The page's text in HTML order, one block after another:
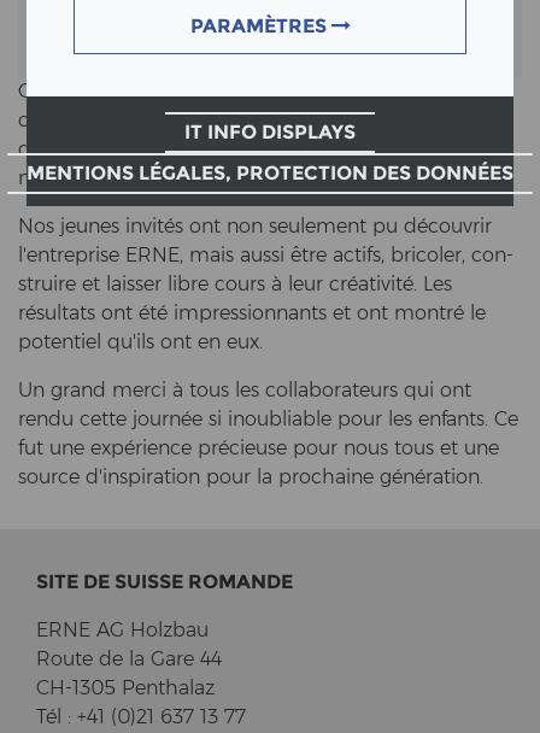
PARAMÈTRES
IT INFO DISPLAYS
MENTIONS LÉGALES, PROTECTION DES DONNÉES
Cette journée spéciale nous offre une for­mi­da­ble
opportunité de faire découvrir aux jeu­nes le monde
de la con­struc­tion en bois et de les intéresser aux
métiers ma­nu­els.
Nos jeu­nes invités ont non seu­le­ment pu découvrir
l'en­t­re­pri­se ERNE, mais aussi être ac­tifs, bri­co­ler, con­
strui­re et lais­ser libre cours à leur créativité. Les
résultats ont été im­pres­si­onnants et ont montré le
po­tentiel qu'ils ont en eux.
Un grand merci à tous les col­la­bo­ra­teurs qui ont
rendu cette journée si in­ou­blia­ble pour les en­fants. Ce
fut une expérience précieuse pour nous tous et une
source d'in­spi­ra­ti­on pour la pro­chai­ne génération.
SITE DE SUIS­SE RO­MAN­DE
ERNE AG Holz­bau
Route de la Gare 44
CH-1305 Pent­halaz
Tél : +41 (0)21 637 13 77